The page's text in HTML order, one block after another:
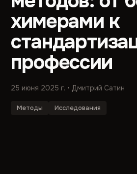
химерами к
профессии
25 июня 2025 г. • Дмитрий Сатин
Методы Исследования